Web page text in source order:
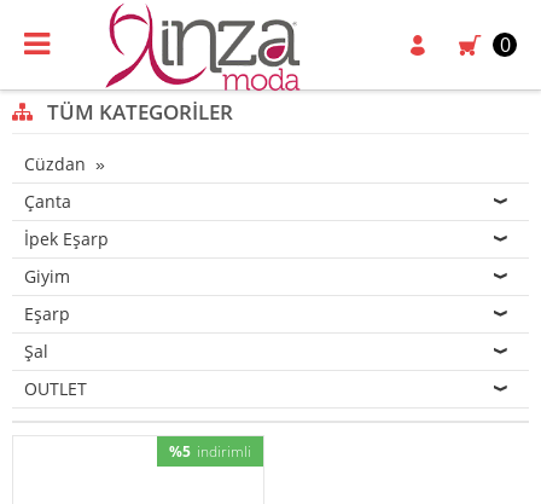
0
TÜM KATEGORILER
Cüzdan
Çanta
İpek Eşarp
Giyim
Eşarp
Şal
OUTLET
%5 indirimli